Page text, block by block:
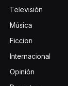
Televisión
Música
Ficcion
Internacional
Opinión